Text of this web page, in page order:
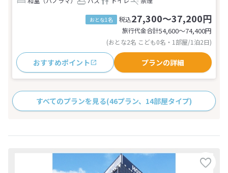
おとな1名 税込27,300～37,200円
旅行代金合計54,600〜74,400円
(おとな2名 こども0名・1部屋/1泊2日)
おすすめポイント プランの詳細
すべてのプランを見る(46プラン、14部屋タイプ)